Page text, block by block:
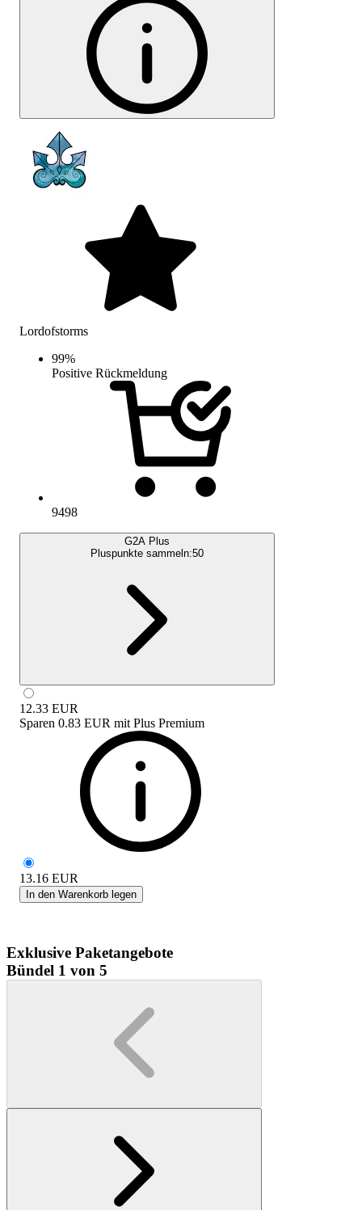
Lordofstorms
99%
Positive Rückmeldung
9498
G2A Plus
Pluspunkte sammeln:50
12.33 EUR
Sparen 0.83 EUR mit Plus Premium
13.16 EUR
In den Warenkorb legen
Exklusive Paketangebote
Bündel 1 von 5